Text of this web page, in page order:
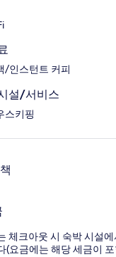
/인스턴트 커피
설/서비스
스키핑
체크아웃 시 숙박 시설
(요금에는 해당 세금이